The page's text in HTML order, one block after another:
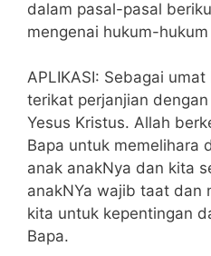
dalam pasal-pasal
mengenai hukum-hukum
APLIKASI: Sebagai
terikat perjanjian
Yesus Kristus. Allah
Bapa untuk memelihara
anak anakNya dan kita
anakNYa wajib taat dan
kita untuk kepentingan
Bapa.